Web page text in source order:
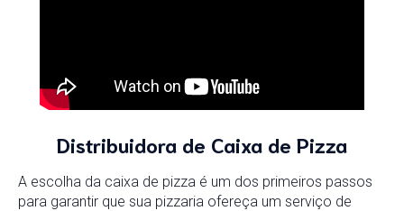
Distribuidora de Caixa de Pizza
A escolha da caixa de pizza é um dos primeiros passos
para garantir que sua pizzaria ofereça um serviço de